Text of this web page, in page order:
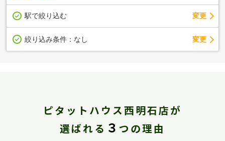
駅で絞り込む 変更
絞り込み条件： なし 変更
ピタットハウス西明石店が
選ばれる ３ つの理由